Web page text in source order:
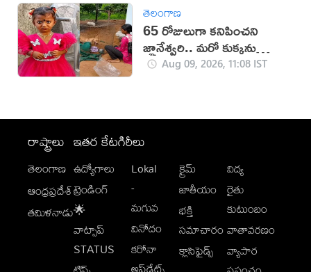
తెలంగాణ
65 రోజులుగా కనిపించని
జ్ఞానేశ్వరి.. మరో కుక్కను
తెచ్చుకున్న పేరెంట్స్
Aug 09, 2026, 11:08 IST
రాష్ట్రాలు
తెలంగాణ
ఆంధ్రప్రదేశ్
తమిళనాడు
ఇతర కేటగిరీలు
ఉద్యోగాలు
ట్రెండింగ్
🌟
వాట్సాప్
STATUS
Lokal
-
మగువ
వినోదం
కరోనా
క్రైమ్
జాతీయం
భక్తి
సమాచారం
క్లాసిఫైడ్స్
విద్య
రైతు
కుటుంబం
వాతావరణం
వ్యాపార